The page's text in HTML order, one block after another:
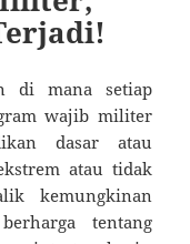
di mana setiap
wajib militer
dasar atau
atau tidak
kemungkinan
tentang